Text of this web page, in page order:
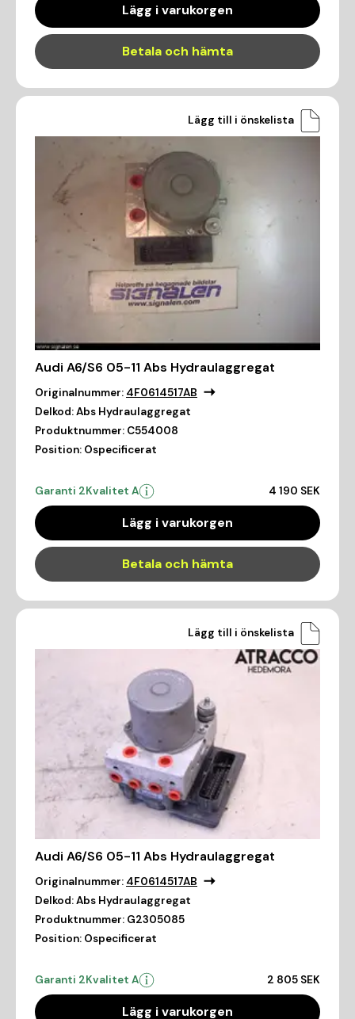
Lägg i varukorgen
Betala och hämta
Lägg till i önskelista
Audi A6/S6 05-11 Abs Hydraulaggregat
Originalnummer: 4F0614517AB
Delkod:Abs Hydraulaggregat
Produktnummer: C554008
Position: Ospecificerat
Garanti 2Kvalitet A 4 190 SEK
Lägg i varukorgen
Betala och hämta
Lägg till i önskelista
Audi A6/S6 05-11 Abs Hydraulaggregat
Originalnummer: 4F0614517AB
Delkod:Abs Hydraulaggregat
Produktnummer: G2305085
Position: Ospecificerat
Garanti 2Kvalitet A 2 805 SEK
Lägg i varukorgen